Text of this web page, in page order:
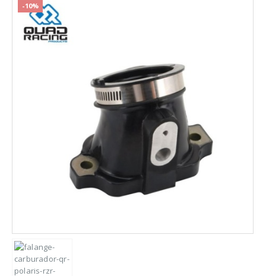
-10%